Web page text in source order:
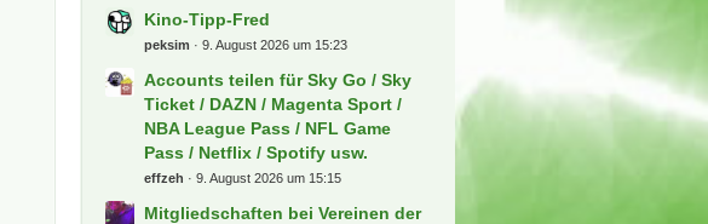
Kino-Tipp-Fred
peksim 9. August 2026 um 15:23
Accounts teilen für Sky Go / Sky
Ticket / DAZN / Magenta Sport /
NBA League Pass / NFL Game
Pass / Netflix / Spotify usw.
effzeh 9. August 2026 um 15:15
Mitgliedschaften bei Vereinen der